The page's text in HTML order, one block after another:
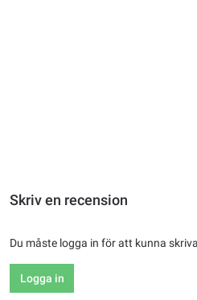
Skriv en recension
Du måste logga in för att kunna
Logga in